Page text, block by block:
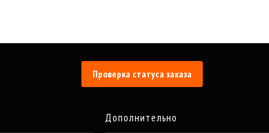
Проверка статуса заказа
Дополнительно